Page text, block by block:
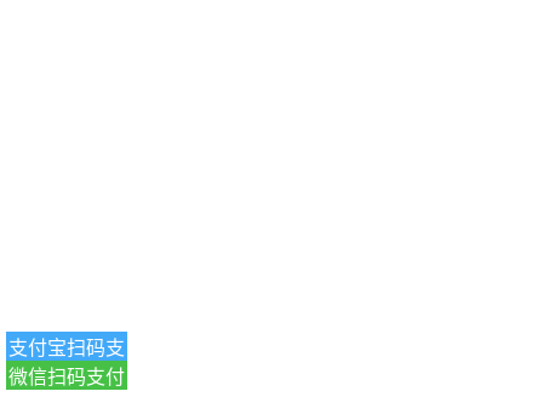
支付宝扫码支
付
微信扫码支付